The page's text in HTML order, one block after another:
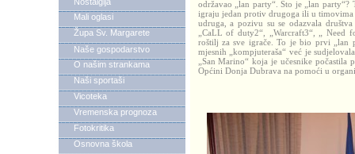
Mali oglasi
Župa Sv. Margarete
Naše gospodarstvo
O našim strankama
Naši sportaši
Vicoteka
Vremenska prognoza
Fotokritika
Osnovna škola
održavao „lan party“. Što je „lan
igraju jedan protiv drugoga ili u timovima
udruga, a pozivu su se odazvala
„CaLL of duty2“, „Warcraft3“, „ Need
roštilj za sve igrače. To je bio prvi „lan
mjesnih „kompjuteraša“ već je
„San Marino“ koja je učesnike počastila
Općini Donja Dubrava na pomoći u